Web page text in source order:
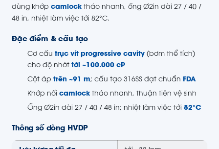
dùng khớp camlock tháo nhanh, ống Ø2in dài 27 / 40 /
48 in, nhiệt làm việc tới 82°C.
Đặc điểm & cấu tạo
Cơ cấu trục vít progressive cavity (bơm thể tích)
cho độ nhớt tới ~100.000 cP
Cột áp trên ~91 m; cấu tạo 316SS đạt chuẩn FDA
Khớp nối camlock tháo nhanh, thuận tiện vệ sinh
Ống Ø2in dài 27 / 40 / 48 in; nhiệt làm việc tới 82°C
Thông số dòng HVDP